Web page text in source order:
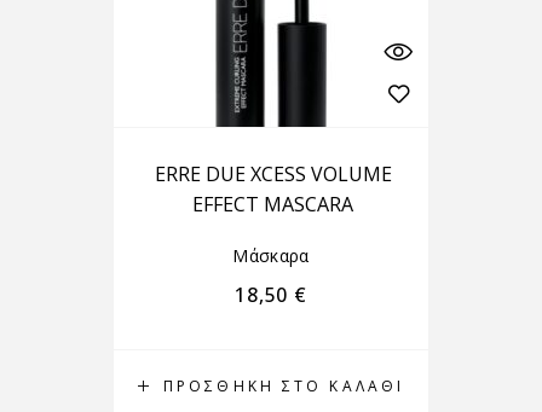
ΠΡΟΣΘΉΚΗ ΣΤΟ ΚΑΛΆΘΙ
ERRE DUE XCESS VOLUME
EFFECT MASCARA
Μάσκαρα
18,50 €